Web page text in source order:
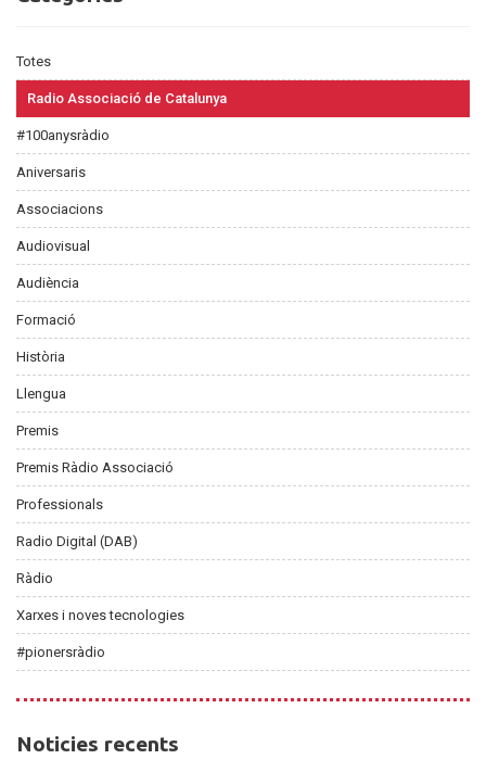
Totes
Radio Associació de Catalunya
#100anysràdio
Aniversaris
Associacions
Audiovisual
Audiència
Formació
Història
Llengua
Premis
Premis Ràdio Associació
Professionals
Radio Digital (DAB)
Ràdio
Xarxes i noves tecnologies
#pionersràdio
Noticies
Noticies recents